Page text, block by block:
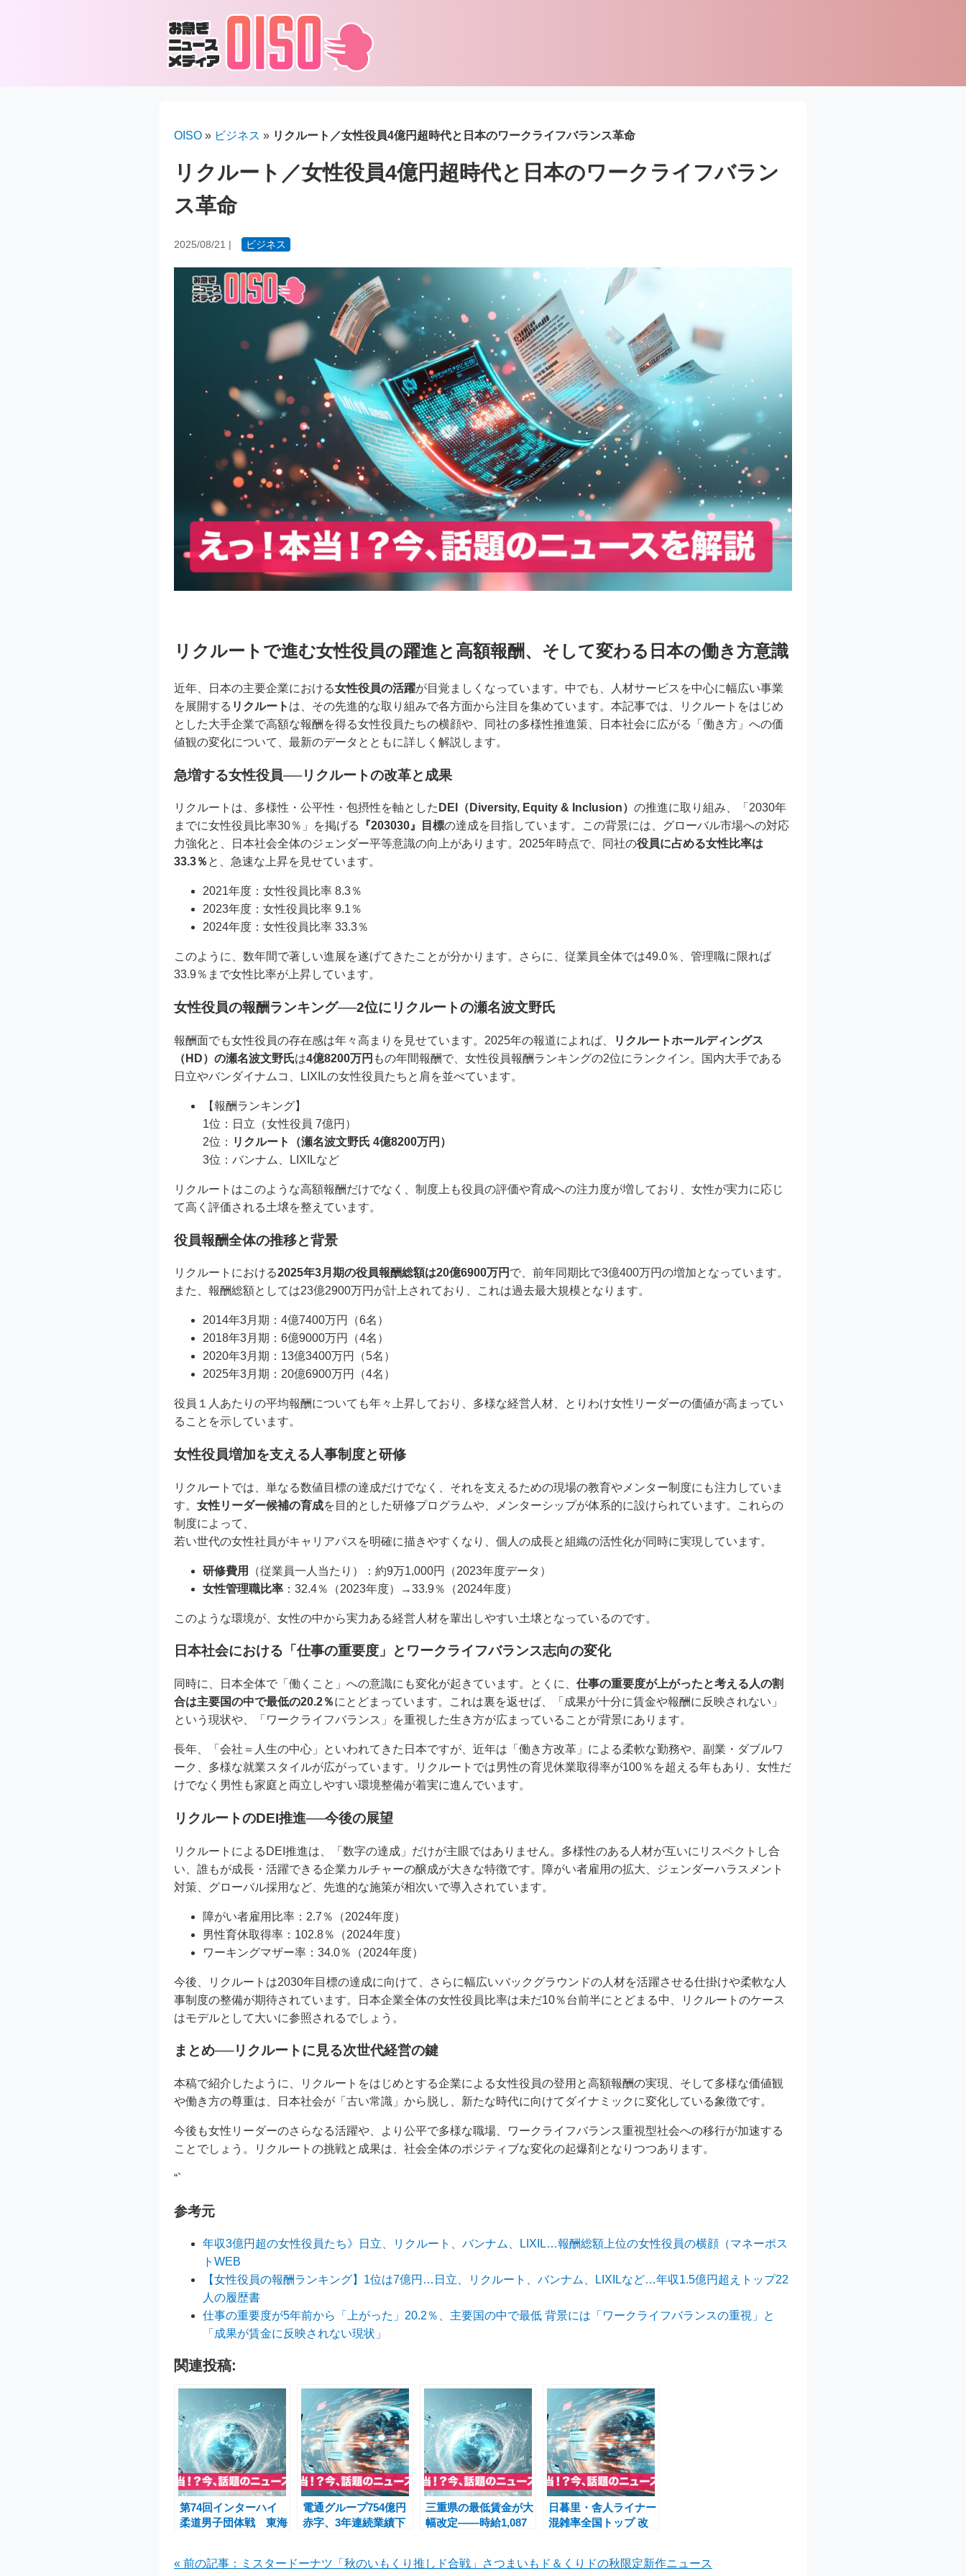
OISO » ビジネス » リクルート／女性役員4億円超時代と日本のワークライフバランス革命
リクルート／女性役員4億円超時代と日本のワークライフバラン
ス革命
2025/08/21 | ビジネス
リクルートで進む女性役員の躍進と高額報酬、そして変わる日本の働き方意識
近年、日本の主要企業における女性役員の活躍が目覚ましくなっています。中でも、人材サービスを中心に幅広い事業
を展開する リクルート は、その先進的な取り組みで各方面から注目を集めています。本記事では、リクルートをはじめ
とした大手企業で高額な報酬を得る女性役員たちの横顔や、同社の多様性推進策、日本社会に広がる「働き方」への価
値観の変化について、最新のデータとともに詳しく解説します。
急増する女性役員──リクルートの改革と成果
リクルートは、多様性・公平性・包摂性を軸とした DEI（Diversity, Equity & Inclusion） の推進に取り組み、「2030年
までに女性役員比率30％」を掲げる
『203030』目標の達成を目指しています。この背景には、グローバル市場への対応
力強化と、日本社会全体のジェンダー平等意識の向上があります。2025年時点で、同社の役員に占める女性比率は
33.3％ と、急速な上昇を見せています。
2021年度：女性役員比率 8.3％
2023年度：女性役員比率 9.1％
2024年度：女性役員比率 33.3％
このように、数年間で著しい進展を遂げてきたことが分かります。さらに、従業員全体では49.0％、管理職に限れば
33.9％まで女性比率が上昇しています。
女性役員の報酬ランキング──2位にリクルートの瀬名波文野氏
報酬面でも女性役員の存在感は年々高まりを見せています。2025年の報道によれば、
リクルートホールディングス
（HD）の瀬名波文野氏は4億8200万円 もの年間報酬で、女性役員報酬ランキングの2位にランクイン。国内大手である
日立やバンダイナムコ、LIXILの女性役員たちと肩を並べています。
【報酬ランキング】
1位：日立（女性役員 7億円）
2位： リクルート（瀬名波文野氏 4億8200万円）
3位：バンナム、LIXILなど
リクルートはこのような高額報酬だけでなく、制度上も役員の評価や育成への注力度が増しており、女性が実力に応じ
て高く評価される土壌を整えています。
役員報酬全体の推移と背景
リクルートにおける2025年3月期の役員報酬総額は20億6900万円 で、前年同期比で3億400万円の増加となっています。
また、報酬総額としては23億2900万円が計上されており、これは過去最大規模となります。
2014年3月期：4億7400万円（6名）
2018年3月期：6億9000万円（4名）
2020年3月期：13億3400万円（5名）
2025年3月期：20億6900万円（4名）
役員１人あたりの平均報酬についても年々上昇しており、多様な経営人材、とりわけ女性リーダーの価値が高まってい
ることを示しています。
女性役員増加を支える人事制度と研修
リクルートでは、単なる数値目標の達成だけでなく、それを支えるための現場の教育やメンター制度にも注力していま
す。 女性リーダー候補の育成を目的とした研修プログラムや、メンターシップが体系的に設けられています。これらの
制度によって、
若い世代の女性社員がキャリアパスを明確に描きやすくなり、個人の成長と組織の活性化が同時に実現しています。
研修費用
（従業員一人当たり）：約9万1,000円（2023年度データ）
女性管理職比率 ：32.4％（2023年度）→33.9％（2024年度）
このような環境が、女性の中から実力ある経営人材を輩出しやすい土壌となっているのです。
日本社会における「仕事の重要度」とワークライフバランス志向の変化
同時に、日本全体で「働くこと」への意識にも変化が起きています。とくに、 仕事の重要度が上がったと考える人の割
合は主要国の中で最低の20.2％にとどまっています。これは裏を返せば、「成果が十分に賃金や報酬に反映されない」
という現状や、「ワークライフバランス」を重視した生き方が広まっていることが背景にあります。
長年、「会社＝人生の中心」といわれてきた日本ですが、近年は「働き方改革」による柔軟な勤務や、副業・ダブルワ
ーク、多様な就業スタイルが広がっています。リクルートでは男性の育児休業取得率が100％を超える年もあり、女性だ
けでなく男性も家庭と両立しやすい環境整備が着実に進んでいます。
リクルートのDEI推進──今後の展望
リクルートによるDEI推進は、「数字の達成」だけが主眼ではありません。多様性のある人材が互いにリスペクトし合
い、誰もが成長・活躍できる企業カルチャーの醸成が大きな特徴です。障がい者雇用の拡大、ジェンダーハラスメント
対策、グローバル採用など、先進的な施策が相次いで導入されています。
障がい者雇用比率：2.7％（2024年度）
男性育休取得率：102.8％（2024年度）
ワーキングマザー率：34.0％（2024年度）
今後、リクルートは2030年目標の達成に向けて、さらに幅広いバックグラウンドの人材を活躍させる仕掛けや柔軟な人
事制度の整備が期待されています。日本企業全体の女性役員比率は未だ10％台前半にとどまる中、リクルートのケース
はモデルとして大いに参照されるでしょう。
まとめ──リクルートに見る次世代経営の鍵
本稿で紹介したように、リクルートをはじめとする企業による女性役員の登用と高額報酬の実現、そして多様な価値観
や働き方の尊重は、日本社会が「古い常識」から脱し、新たな時代に向けてダイナミックに変化している象徴です。
今後も女性リーダーのさらなる活躍や、より公平で多様な職場、ワークライフバランス重視型社会への移行が加速する
ことでしょう。リクルートの挑戦と成果は、社会全体のポジティブな変化の起爆剤となりつつあります。
“`
参考元
年収3億円超の女性役員たち》日立、リクルート、バンナム、LIXIL…報酬総額上位の女性役員の横顔（マネーポス
トWEB
【女性役員の報酬ランキング】1位は7億円…日立、リクルート、バンナム、LIXILなど…年収1.5億円超えトップ22
人の履歴書
仕事の重要度が5年前から「上がった」20.2％、主要国の中で最低 背景には「ワークライフバランスの重視」と
「成果が賃金に反映されない現状」
関連投稿:
第74回インターハイ
柔道男子団体戦 東海
電通グループ754億円
赤字、3年連続業績下
三重県の最低賃金が大
幅改定――時給1,087
日暮里・舎人ライナー
混雑率全国トップ 改
« 前の記事：ミスタードーナツ「秋のいもくり推しド合戦」さつまいもド＆くりドの秋限定新作ニュース